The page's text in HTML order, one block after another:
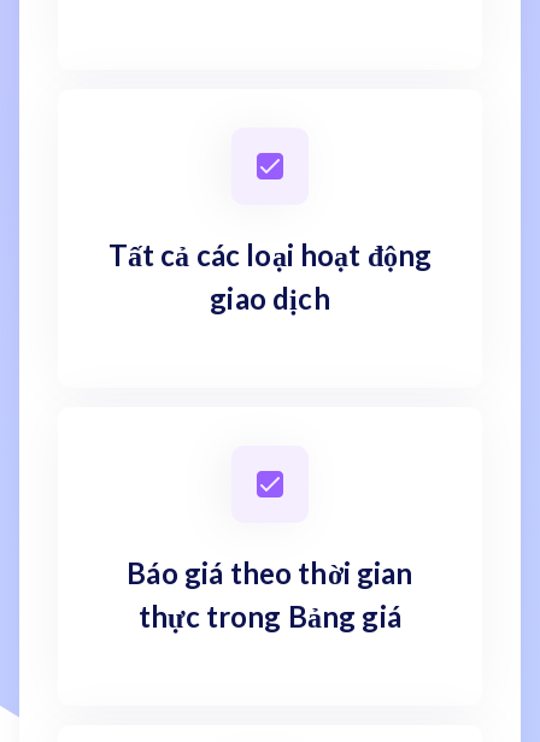
Tất cả các loại hoạt động
giao dịch
Báo giá theo thời gian
thực trong Bảng giá